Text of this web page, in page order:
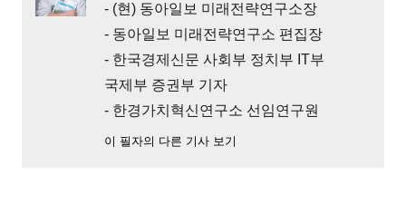
- (현) 동아일보 미래전략연구소장
- 동아일보 미래전략연구소 편집장
- 한국경제신문 사회부 정치부 IT부
국제부 증권부 기자
- 한경가치혁신연구소 선임연구원
이 필자의 다른 기사 보기